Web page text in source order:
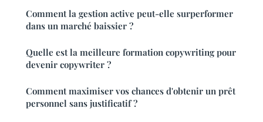
Comment la gestion active peut-elle surperformer
dans un marché baissier ?
Quelle est la meilleure formation copywriting pour
devenir copywriter ?
Comment maximiser vos chances d'obtenir un prêt
personnel sans justificatif ?